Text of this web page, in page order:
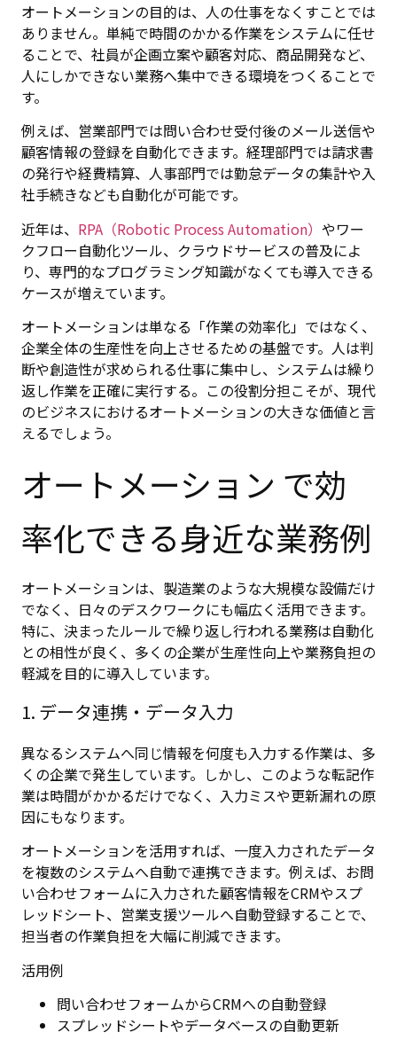
オートメーションの目的は、人の仕事をなくすことでは
ありません。単純で時間のかかる作業をシステムに任せ
ることで、社員が企画立案や顧客対応、商品開発など、
人にしかできない業務へ集中できる環境をつくることで
す。
例えば、営業部門では問い合わせ受付後のメール送信や
顧客情報の登録を自動化できます。経理部門では請求書
の発行や経費精算、人事部門では勤怠データの集計や入
社手続きなども自動化が可能です。
近年は、 RPA（Robotic Process Automation） やワー
クフロー自動化ツール、クラウドサービスの普及によ
り、専門的なプログラミング知識がなくても導入できる
ケースが増えています。
オートメーションは単なる「作業の効率化」ではなく、
企業全体の生産性を向上させるための基盤です。人は判
断や創造性が求められる仕事に集中し、システムは繰り
返し作業を正確に実行する。この役割分担こそが、現代
のビジネスにおけるオートメーションの大きな価値と言
えるでしょう。
オートメーション で効
率化できる身近な業務例
オートメーションは、製造業のような大規模な設備だけ
でなく、日々のデスクワークにも幅広く活用できます。
特に、決まったルールで繰り返し行われる業務は自動化
との相性が良く、多くの企業が生産性向上や業務負担の
軽減を目的に導入しています。
1. データ連携・データ入力
異なるシステムへ同じ情報を何度も入力する作業は、多
くの企業で発生しています。しかし、このような転記作
業は時間がかかるだけでなく、入力ミスや更新漏れの原
因にもなります。
オートメーションを活用すれば、一度入力されたデータ
を複数のシステムへ自動で連携できます。例えば、お問
い合わせフォームに入力された顧客情報をCRMやスプ
レッドシート、営業支援ツールへ自動登録することで、
担当者の作業負担を大幅に削減できます。
活用例
問い合わせフォームからCRMへの自動登録
スプレッドシートやデータベースの自動更新